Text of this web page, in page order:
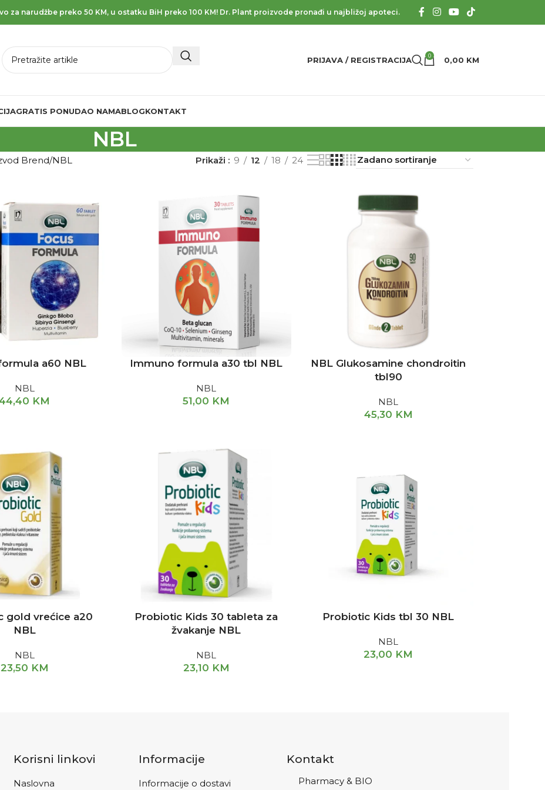
za narudžbe preko 50 KM, u ostatku BiH preko 100 KM! Dr. Plant proizvode pronađi u najbližoj apoteci.
PRIJAVA / REGISTRACIJA 0 0,00 KM
GRATIS PONUDAO NAMABLOGKONTAKT
NBL
Brend NBL Prikaži 9 12 18 24
a60 NBL
NBL
KM
Immuno formula a30 tbl NBL
NBL
51,00 KM
NBL Glukosamine chondroitin
tbl90
NBL
45,30 KM
gold vrećice a20
NBL
NBL
23,50 KM
Probiotic Kids 30 tableta za
žvakanje NBL
NBL
23,10 KM
Probiotic Kids tbl 30 NBL
NBL
23,00 KM
Korisni linkovi
Naslovna
Informacije
Informacije o dostavi
Kontakt
Pharmacy & BIO